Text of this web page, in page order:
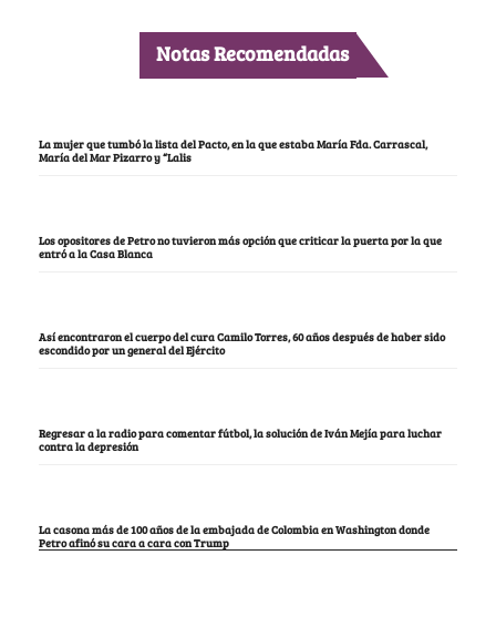
Notas Recomendadas
La mujer que tumbó la lista del Pacto, en la que estaba María Fda. Carrascal,
María del Mar Pizarro y “Lalis
Los opositores de Petro no tuvieron más opción que criticar la puerta por la que
entró a la Casa Blanca
Así encontraron el cuerpo del cura Camilo Torres, 60 años después de haber sido
escondido por un general del Ejército
Regresar a la radio para comentar fútbol, la solución de Iván Mejía para luchar
contra la depresión
La casona más de 100 años de la embajada de Colombia en Washington donde
Petro afinó su cara a cara con Trump